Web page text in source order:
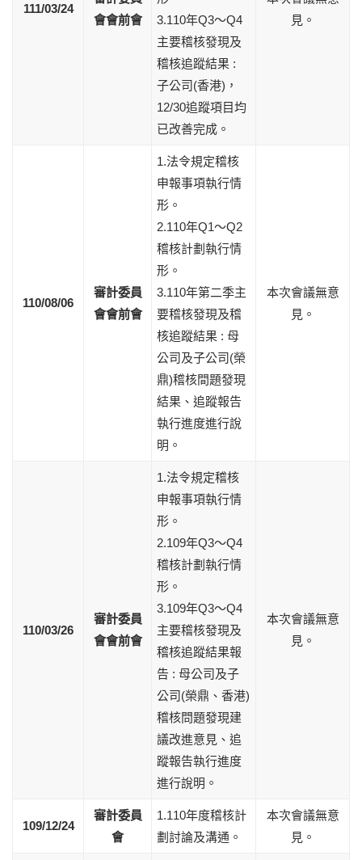
111/03/24
會會前會
3.110年Q3～Q4
主要稽核發現及
稽核追蹤結果 :
子公司(香港)，
12/30追蹤項目均
已改善完成。
見。
110/08/06
審計委員
會會前會
1.法令規定稽核
申報事項執行情
形。
2.110年Q1～Q2
稽核計劃執行情
形。
3.110年第二季主
要稽核發現及稽
核追蹤結果 : 母
公司及子公司(榮
鼎)稽核間題發現
結果、追蹤報告
執行進度進行說
明。
本次會議無意
見。
110/03/26
審計委員
會會前會
1.法令規定稽核
申報事項執行情
形。
2.109年Q3～Q4
稽核計劃執行情
形。
3.109年Q3～Q4
主要稽核發現及
稽核追蹤結果報
告 : 母公司及子
公司(榮鼎、香港)
稽核問題發現建
議改進意見、追
蹤報告執行進度
進行說明。
本次會議無意
見。
109/12/24
審計委員
會
1.110年度稽核計
劃討論及溝通。
本次會議無意
見。